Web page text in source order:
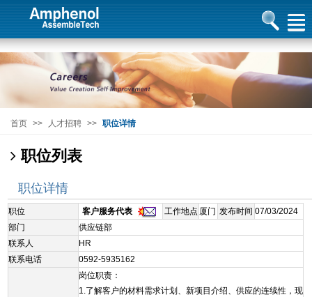
首页 >> 人才招聘 >> 职位详情
职位列表
职位详情
职位 客户服务代表 工作地点 厦门 发布时间 07/03/2024
部门
供应链部
联系人
HR
联系电话
0592-5935162
岗位职责：
1.了解客户的材料需求计划、新项目介绍、供应的连续性，现